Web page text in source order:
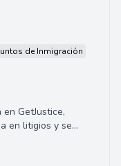
de Inmigración
GetJustice,
en litigios y se